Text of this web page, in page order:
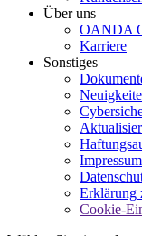
Über uns
OANDA
Karriere
Sonstiges
Impressum
Erklärung
Cookie-